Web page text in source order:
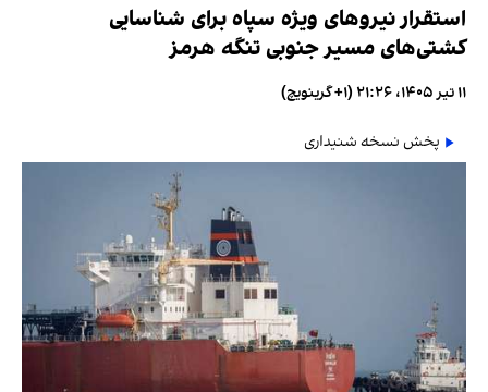
استقرار نیروهای ویژه سپاه برای شناسایی
کشتی‌های مسیر جنوبی تنگه هرمز
۱۱ تیر ۱۴۰۵، ۲۱:۲۶ (‎+۱ گرینویچ)
پخش نسخه شنیداری